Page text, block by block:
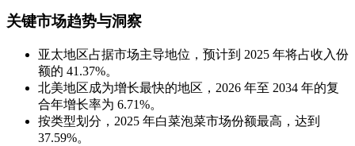
关键市场趋势与洞察
亚太地区占据市场主导地位，预计到 2025 年将占收入份
额的 41.37%。
北美地区成为增长最快的地区，2026 年至 2034 年的复
合年增长率为 6.71%。
按类型划分，2025 年白菜泡菜市场份额最高，达到
37.59%。